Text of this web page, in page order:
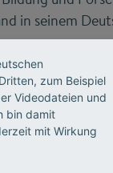
in seinem
zum Beispiel
Videodateien und
bin damit
mit Wirkung